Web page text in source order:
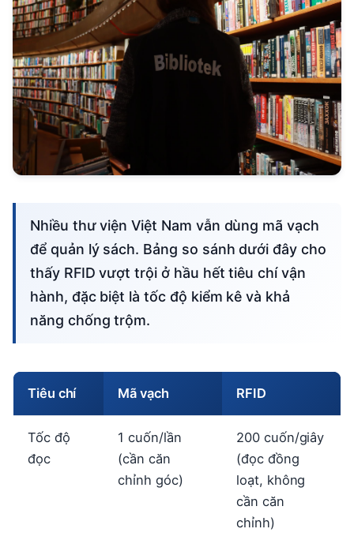
Nhiều thư viện Việt Nam vẫn dùng mã vạch
để quản lý sách. Bảng so sánh dưới đây cho
thấy RFID vượt trội ở hầu hết tiêu chí vận
hành, đặc biệt là tốc độ kiểm kê và khả
năng chống trộm.
Tiêu chí Mã vạch RFID
Tốc độ
đọc
1 cuốn/lần
(cần căn
chỉnh góc)
200 cuốn/giây
(đọc đồng
loạt, không
cần căn
chỉnh)